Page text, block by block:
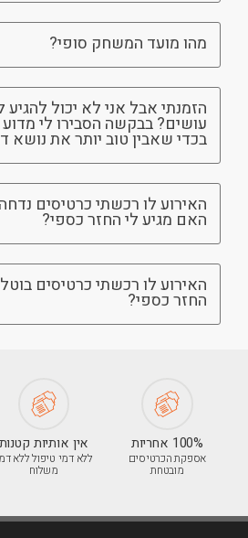
מהו מועד המשחק סופי?
הזמנתי אבל אני לא יכול להגיע
עושים? בבקשה הסבירו לי
בכדי שאבין טוב יותר את נושא
האירוע לו רכשתי כרטיסים
האם מגיע לי החזר כספי?
האירוע לו רכשתי כרטיסים
החזר כספי?
100% אחריות
אספקת הכרטיסים
מובטחת
אין אותיות קטנות
ללא דמי טיפול ללא
משלוח